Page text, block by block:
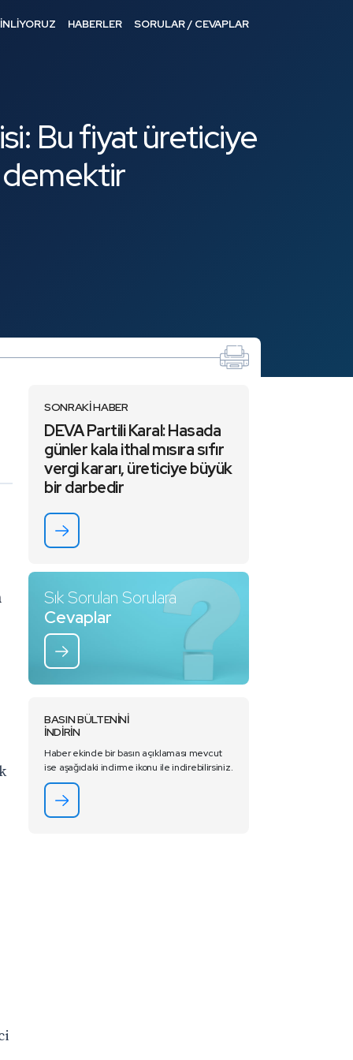
HABERLER SORULAR / CEVAPLAR
Bu fiyat üreticiye
demektir
SONRAKİ HABER
DEVA Partili Karal: Hasada
günler kala ithal mısıra sıfır
vergi kararı, üreticiye büyük
bir darbedir
Sık Sorulan Sorulara
Cevaplar
BASIN BÜLTENİNİ
İNDİRİN
Haber ekinde bir basın açıklaması mevcut
ise aşağıdaki indirme ikonu ile indirebilirsiniz.